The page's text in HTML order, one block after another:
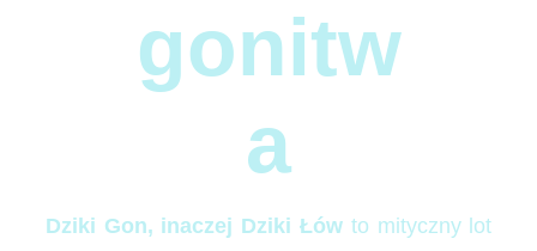
gonitw
a
Dziki Gon, inaczej Dziki Łówto mityczny lot